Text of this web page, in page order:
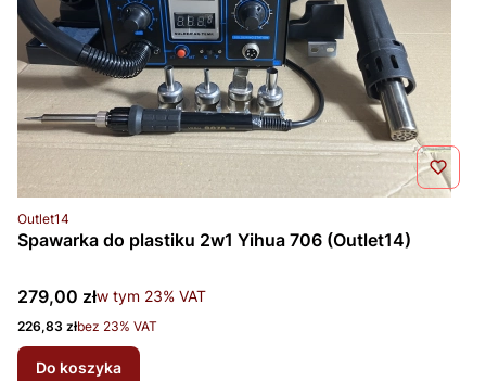
Kod produktu
Outlet14
Spawarka do plastiku 2w1 Yihua 706 (Outlet14)
Cena brutto
279,00 złw tym %s VAT
w tym 23% VAT
Cena netto
226,83 złbez 23% VAT
Do koszyka